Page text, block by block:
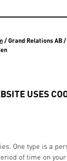
/ Grand Relations AB
USES
One type is a
of time on